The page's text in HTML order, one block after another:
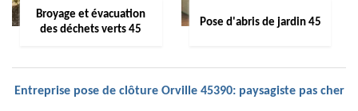
Broyage et évacuation
des déchets verts 45
Pose d'abris de jardin 45
Entreprise pose de clôture Orville 45390: paysagiste pas cher